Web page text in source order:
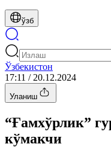
ўзб
Ўзбекистон
17:11 / 20.12.2024
Уланиш
“Ғамхўрлик”
кўмакчи